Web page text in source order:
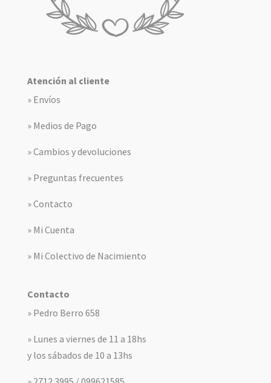
Atención al cliente
» Envíos
» Medios de Pago
» Cambios y devoluciones
» Preguntas frecuentes
» Contacto
» Mi Cuenta
» Mi Colectivo de Nacimiento
Contacto
» Pedro Berro 658
» Lunes a viernes de 11 a 18hs
y los sábados de 10 a 13hs